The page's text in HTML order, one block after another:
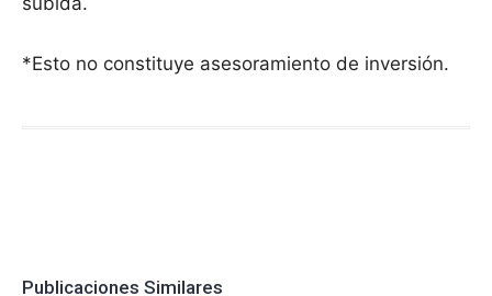
*Esto no constituye asesoramiento de inversión.
Publicaciones Similares